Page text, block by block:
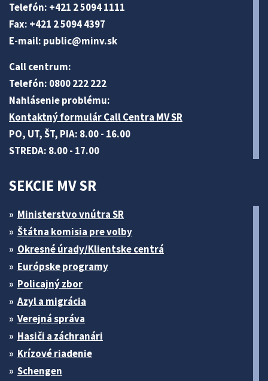
Telefón: +421 2 5094 1111
Fax: +421 2 5094 4397
E-mail: public@minv.sk
Call centrum:
Telefón: 0800 222 222
Nahlásenie problému:
Kontaktný formulár Call Centra MV SR
PO, UT, ŠT, PIA: 8.00 - 16.00
STREDA: 8.00 - 17.00
SEKCIE MV SR
Ministerstvo vnútra SR
Štátna komisia pre volby
Okresné úrady/Klientske centrá
Európske programy
Policajný zbor
Azyl a migrácia
Verejná správa
Hasiči a záchranári
Krízové riadenie
Schengen